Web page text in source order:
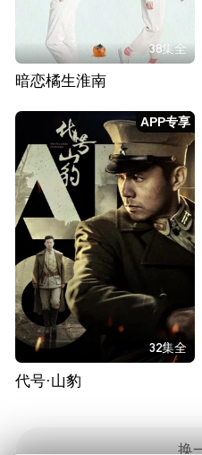
38集全
暗恋橘生淮南
APP专享
32集全
代号·山豹
换